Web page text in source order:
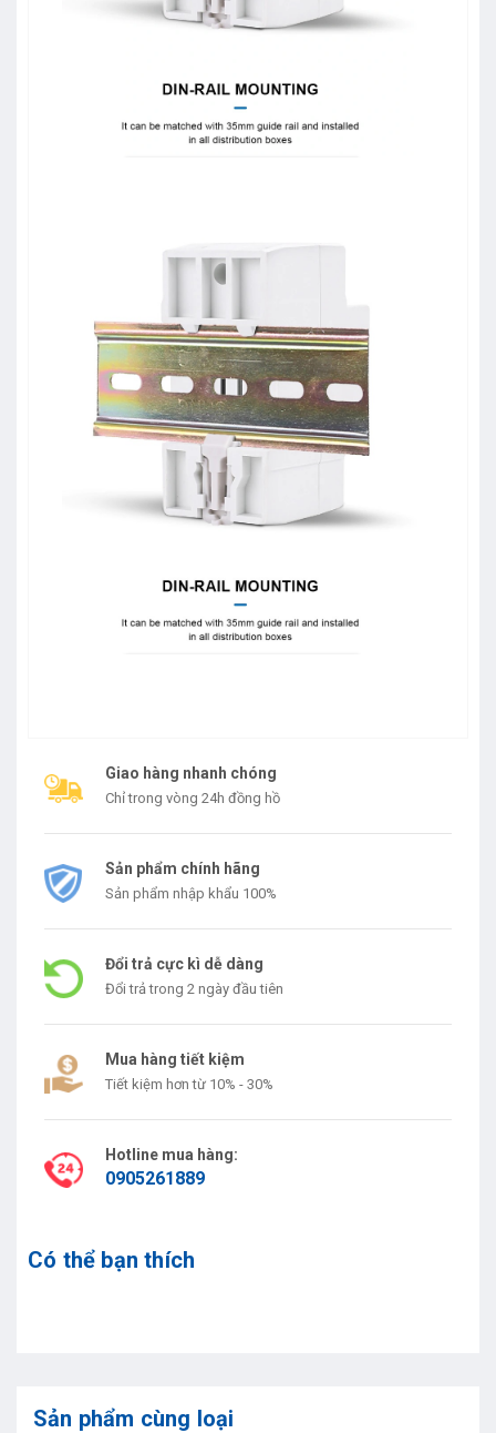
Giao hàng nhanh chóng
Chỉ trong vòng 24h đồng hồ
Sản phẩm chính hãng
Sản phẩm nhập khẩu 100%
Đổi trả cực kì dễ dàng
Đổi trả trong 2 ngày đầu tiên
Mua hàng tiết kiệm
Tiết kiệm hơn từ 10% - 30%
Hotline mua hàng:
0905261889
Có thể bạn thích
Sản phẩm cùng loại